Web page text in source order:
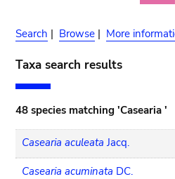
Search | Browse | More
Taxa search results
48 species matching 'Casearia '
Casearia aculeata Jacq.
Casearia acuminata DC.